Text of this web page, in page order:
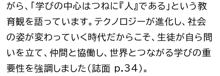
がら、「学びの中心はつねに『人』である」という教
育観を語っています。テクノロジーが進化し、社会
の姿が変わっていく時代だからこそ、生徒が自ら問
いを立て、仲間と協働し、世界とつながる学びの重
要性を強調しました（誌面 p.34）。